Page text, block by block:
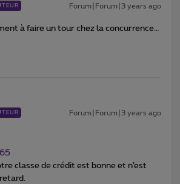
Forum|Forum|3 years ago
à faire un tour chez la concurrence…
Forum|Forum|3 years ago
classe de crédit est bonne et n’est